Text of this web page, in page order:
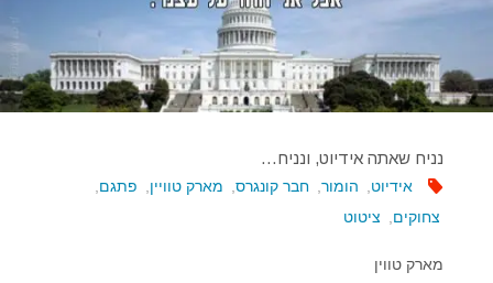
עמוקה…"
נניח שאתה אידיוט, ונניח…
אידיוט הומור חבר קונגרס מארק טוויין פתגם
צחוקים
ציטוט
מארק טווין